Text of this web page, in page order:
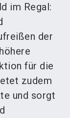
im Regal:
der
für die
zudem
und sorgt